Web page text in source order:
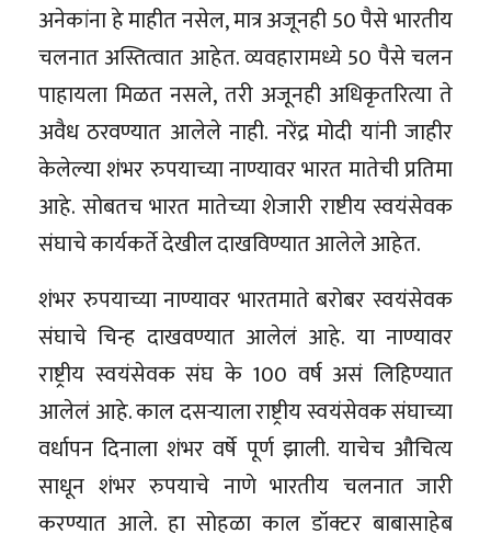
अनेकांना हे माहीत नसेल, मात्र अजूनही 50 पैसे भारतीय
चलनात अस्तित्वात आहेत. व्यवहारामध्ये 50 पैसे चलन
पाहायला मिळत नसले, तरी अजूनही अधिकृतरित्या ते
अवैध ठरवण्यात आलेले नाही. नरेंद्र मोदी यांनी जाहीर
केलेल्या शंभर रुपयाच्या नाण्यावर भारत मातेची प्रतिमा
आहे. सोबतच भारत मातेच्या शेजारी राष्टीय स्वयंसेवक
संघाचे कार्यकर्ते देखील दाखविण्यात आलेले आहेत.
शंभर रुपयाच्या नाण्यावर भारतमाते बरोबर स्वयंसेवक
संघाचे चिन्ह दाखवण्यात आलेलं आहे. या नाण्यावर
राष्ट्रीय स्वयंसेवक संघ के 100 वर्ष असं लिहिण्यात
आलेलं आहे. काल दसऱ्याला राष्ट्रीय स्वयंसेवक संघाच्या
वर्धापन दिनाला शंभर वर्षे पूर्ण झाली. याचेच औचित्य
साधून शंभर रुपयाचे नाणे भारतीय चलनात जारी
करण्यात आले. हा सोहळा काल डॉक्टर बाबासाहेब